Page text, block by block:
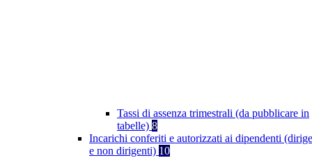
Tassi di assenza trimestrali (da pubblicare in
tabelle) 8
Incarichi conferiti e autorizzati ai dipendenti
e non dirigenti) 10